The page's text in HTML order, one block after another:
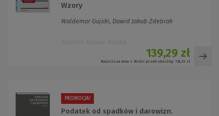
Wzory
Waldemar Gujski, Dawid Jakub Zdebiak
139,29 zł
Najniższa cena z 30 dni przed obniżką: 135,31 zł
PROMOCJA!
Podatek od spadków i darowizn.